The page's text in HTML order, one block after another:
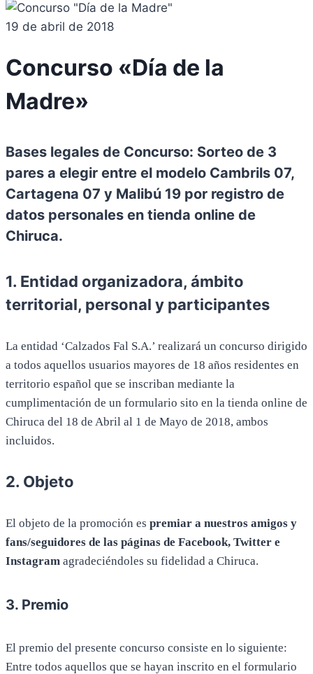
19 de abril de 2018
Concurso «Día de la
Madre»
Bases legales de Concurso: Sorteo de 3
pares a elegir entre el modelo Cambrils 07,
Cartagena 07 y Malibú 19 por registro de
datos personales en tienda online de
Chiruca.
1. Entidad organizadora, ámbito
territorial, personal y participantes
La entidad ‘Calzados Fal S.A.’ realizará un concurso dirigido
a todos aquellos usuarios mayores de 18 años residentes en
territorio español que se inscriban mediante la
cumplimentación de un formulario sito en la tienda online de
Chiruca del 18 de Abril al 1 de Mayo de 2018, ambos
incluidos.
2. Objeto
El objeto de la promoción es premiar a nuestros amigos y
fans/seguidores de las páginas de Facebook, Twitter e
Instagram agradeciéndoles su fidelidad a Chiruca.
3. Premio
El premio del presente concurso consiste en lo siguiente:
Entre todos aquellos que se hayan inscrito en el formulario